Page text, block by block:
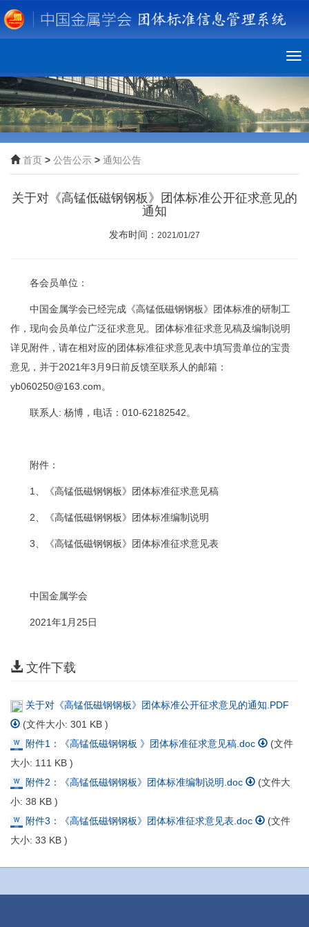
首页 > 公告公示 > 通知公告
关于对《高锰低磁钢钢板》团体标准公开征求意见的
通知
发布时间： 2021/01/27
各会员单位：
中国金属学会已经完成《高锰低磁钢钢板》团体标准的研制工
作，现向会员单位广泛征求意见。团体标准征求意见稿及编制说明
详见附件，请在相对应的团体标准征求意见表中填写贵单位的宝贵
意见，并于2021年3月9日前反馈至联系人的邮箱：
yb060250@163.com。
联系人: 杨博，电话：010-62182542。
附件：
1、《高锰低磁钢钢板》团体标准征求意见稿
2、《高锰低磁钢钢板》团体标准编制说明
3、《高锰低磁钢钢板》团体标准征求意见表
中国金属学会
2021年1月25日
文件下载
关于对《高锰低磁钢钢板》团体标准公开征求意见的通知.PDF
(文件大小: 301 KB )
附件1：《高锰低磁钢钢板 》团体标准征求意见稿.doc
(文件
大小: 111 KB )
附件2：《高锰低磁钢钢板》团体标准编制说明.doc
(文件大
小: 38 KB )
附件3：《高锰低磁钢钢板》团体标准征求意见表.doc
(文件
大小: 33 KB )